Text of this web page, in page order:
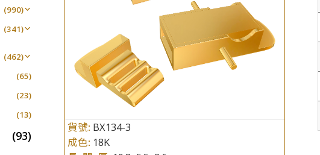
貨號: BX134-3
成色: 18K
(61)
(11)
(990)
(341)
(16)
(462)
(65)
(23)
(13)
(93)